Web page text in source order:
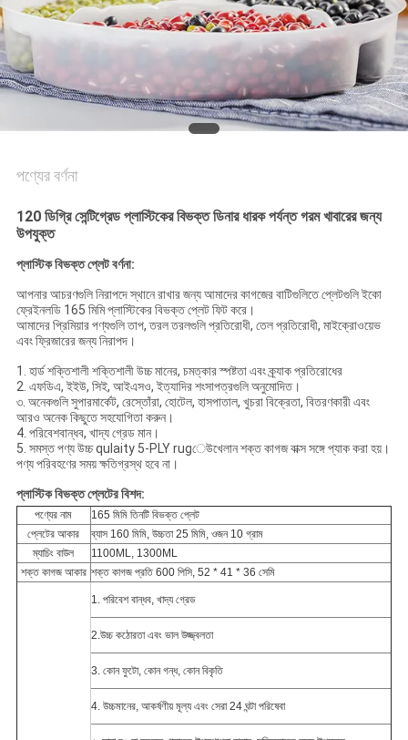
গোপনীয়তা
নীতি
পণ্যের বর্ণনা
120 ডিগ্রি সেন্টিগ্রেড প্লাস্টিকের বিভক্ত ডিনার ধারক পর্যন্ত গরম খাবারের জন্য
উপযুক্ত
প্লাস্টিক বিভক্ত প্লেট বর্ণনা:
আপনার আচরণগুলি নিরাপদে স্থানে রাখার জন্য আমাদের কাগজের বাটিগুলিতে প্লেটগুলি ইকো
ফ্রেইনলডি 165 মিমি প্লাস্টিকের বিভক্ত প্লেট ফিট করে।
আমাদের প্রিমিয়ার পণ্যগুলি তাপ, তরল তরলগুলি প্রতিরোধী, তেল প্রতিরোধী, মাইক্রোওয়েভ
এবং ফ্রিজারের জন্য নিরাপদ।
1. হার্ড শক্তিশালী শক্তিশালী উচ্চ মানের, চমত্কার স্পষ্টতা এবং ক্র্যাক প্রতিরোধের
2. এফডিএ, ইইউ, সিই, আইএসও, ইত্যাদির শংসাপত্রগুলি অনুমোদিত।
৩. অনেকগুলি সুপারমার্কেট, রেস্তোঁরা, হোটেল, হাসপাতাল, খুচরা বিক্রেতা, বিতরণকারী এবং
আরও অনেক কিছুতে সহযোগিতা করুন।
4. পরিবেশবান্ধব, খাদ্য গ্রেড মান।
5. সমস্ত পণ্য উচ্চ qulaity 5-PLY rugেউখেলান শক্ত কাগজ বাক্স সঙ্গে প্যাক করা হয়।
পণ্য পরিবহণের সময় ক্ষতিগ্রস্থ হবে না।
প্লাস্টিক বিভক্ত প্লেটের বিশদ:
পণ্যের নাম
165 মিমি তিনটি বিভক্ত প্লেট
প্লেটের আকার
ব্যাস 160 মিমি, উচ্চতা 25 মিমি, ওজন 10 গ্রাম
ম্যাচিং বাউল
1100ML, 1300ML
শক্ত কাগজ আকার শক্ত কাগজ প্রতি 600 পিসি, 52 * 41 * 36 সেমি
1. পরিবেশ বান্ধব, খাদ্য গ্রেড
2.উচ্চ কঠোরতা এবং ভাল উজ্জ্বলতা
3. কোন ফুটো, কোন গন্ধ, কোন বিকৃতি
4. উচ্চমানের, আকর্ষণীয় মূল্য এবং সেরা 24 ঘন্টা পরিষেবা